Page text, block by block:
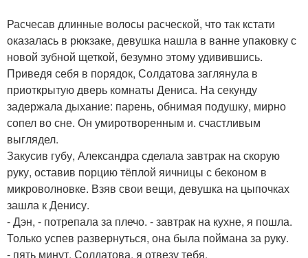
Расчесав длинные волосы расческой, что так кстати
оказалась в рюкзаке, девушка нашла в ванне упаковку с
новой зубной щеткой, безумно этому удивившись.
Приведя себя в порядок, Солдатова заглянула в
приоткрытую дверь комнаты Дениса. На секунду
задержала дыхание: парень, обнимая подушку, мирно
сопел во сне. Он умиротворенным и. счастливым
выглядел.
Закусив губу, Александра сделала завтрак на скорую
руку, оставив порцию тёплой яичницы с беконом в
микроволновке. Взяв свои вещи, девушка на цыпочках
зашла к Денису.
- Дэн, - потрепала за плечо. - завтрак на кухне, я пошла.
Только успев развернуться, она была поймана за руку.
- пять минут, Солдатова, я отвезу тебя.